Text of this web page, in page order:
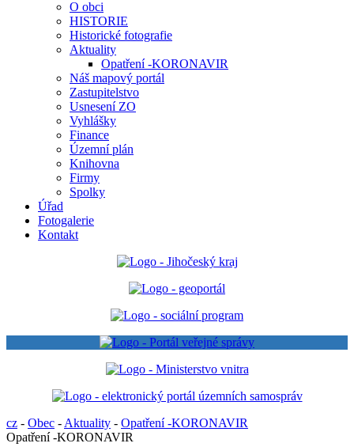
O obci
HISTORIE
Historické fotografie
Aktuality
Opatření -KORONAVIR
Náš mapový portál
Zastupitelstvo
Usnesení ZO
Vyhlášky
Finance
Územní plán
Knihovna
Firmy
Spolky
Úřad
Fotogalerie
Kontakt
cz - Obec - Aktuality - Opatření -KORONAVIR
Opatření -KORONAVIR